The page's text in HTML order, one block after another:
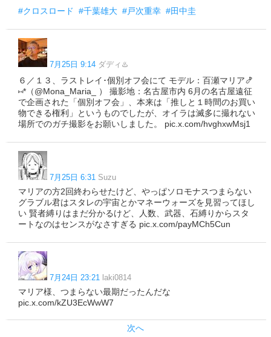
#クロスロード
#千葉雄大 #戸次重幸 #田中圭
7月25日 9:14 ダディ♨️
６／１３、ラストレイ･個別オフ会にて モデル：百瀬マリア🍤
⑅*（@Mona_Maria_ ） 撮影地：名古屋市内 6月の名古屋遠征
で企画された「個別オフ会」、本来は「推しと１時間のお買い
物できる権利」というものでしたが、オイラは滅多に撮れない
場所でのガチ撮影をお願いしました。 pic.x.com/hvghxwMsj1
7月25日 6:31 Suzu
マリアの方2回終わらせたけど、やっぱソロモナスつまらない
グラブル君はスタレの宇宙とかマネーウォーズを見習ってほし
い 賢者縛りはまだ分かるけど、人数、武器、石縛りからスタ
ートなのはセンスがなさすぎる pic.x.com/payMCh5Cun
7月24日 23:21 laki0814
マリア様、つまらない最期だったんだな
pic.x.com/kZU3EcWwW7
次へ